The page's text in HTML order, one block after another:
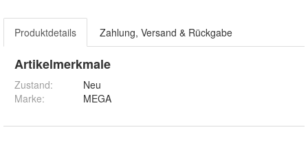
Produktdetails Zahlung, Versand & Rückgabe
Artikelmerkmale
Zustand:
Neu
Marke:
MEGA